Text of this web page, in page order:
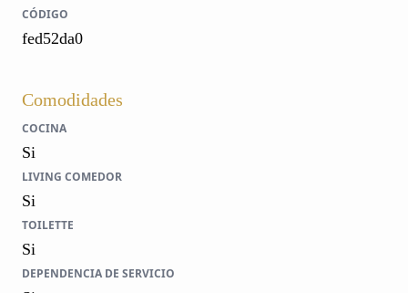
CÓDIGO
fed52da0
Comodidades
COCINA
Si
LIVING COMEDOR
Si
TOILETTE
Si
DEPENDENCIA DE SERVICIO